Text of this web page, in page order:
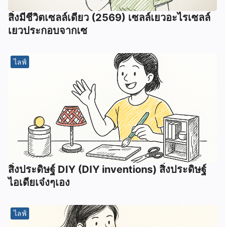
สิ่งมีชีวิตเซลล์เดียว (2569) เซลล์เยวอะไรเซลล์
เยวประกอบจากเซ
ไลฟ์
สิ่งประดิษฐ์ DIY (DIY inventions) สิ่งประดิษฐ์
ไอเดียเจ๋งๆเอง
ไลฟ์